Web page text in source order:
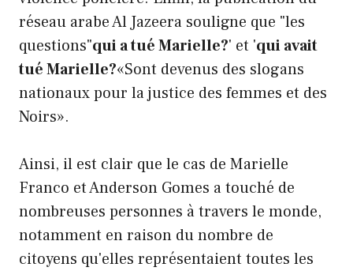
réseau arabe Al Jazeera souligne que "les
questions"qui a tué Marielle?' et 'qui avait
tué Marielle?«Sont devenus des slogans
nationaux pour la justice des femmes et des
Noirs».
Ainsi, il est clair que le cas de Marielle
Franco et Anderson Gomes a touché de
nombreuses personnes à travers le monde,
notamment en raison du nombre de
citoyens qu'elles représentaient toutes les